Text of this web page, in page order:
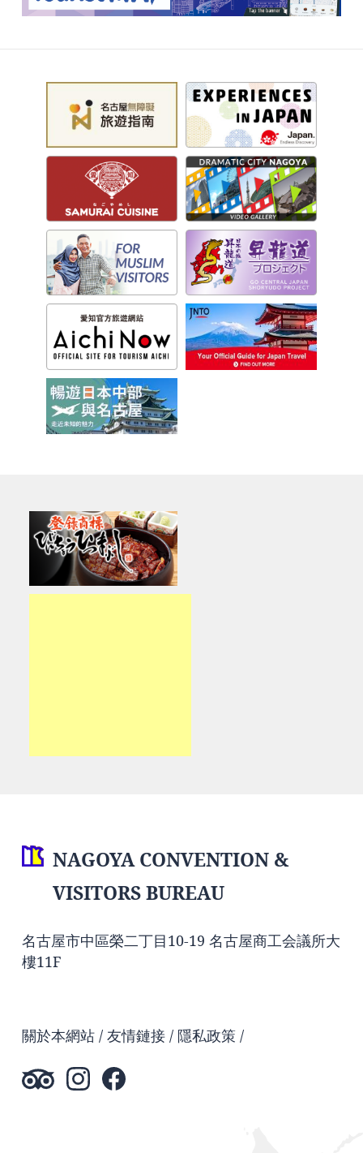
NAGOYA CONVENTION &
VISITORS BUREAU
名古屋市中區榮二丁目10-19 名古屋商工会議所大
樓11F
關於本網站 友情鏈接 隱私政策